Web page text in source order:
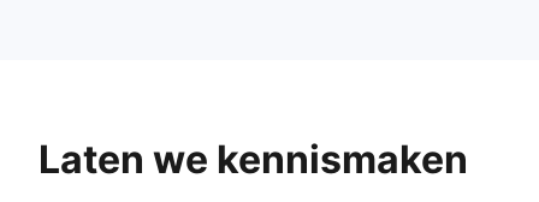
Laten we kennismaken